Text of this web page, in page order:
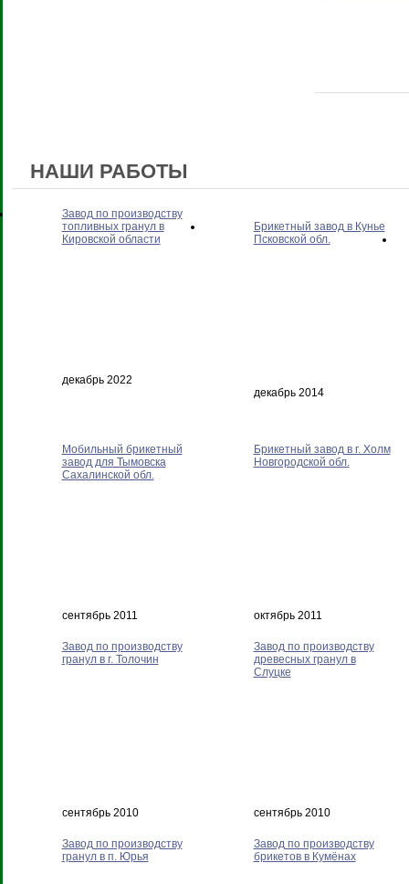
НАШИ РАБОТЫ
Завод по производству
топливных гранул в
Кировской области
декабрь 2022
Брикетный завод в Кунье
Псковской обл.
декабрь 2014
Мобильный брикетный
завод для Тымовска
Сахалинской обл.
сентябрь 2011
Брикетный завод в г. Холм
Новгородской обл.
октябрь 2011
Завод по производству
гранул в г. Толочин
сентябрь 2010
Завод по производству
древесных гранул в
Слуцке
сентябрь 2010
Завод по производству
гранул в п. Юрья
Завод по производству
брикетов в Кумёнах